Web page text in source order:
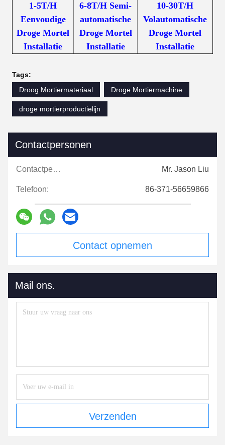
1-5T/H
Eenvoudige
Droge Mortel
Installatie
6-8T/H Semi-
automatische
Droge Mortel
Installatie
10-30T/H
Volautomatische
Droge Mortel
Installatie
Tags:
Droog Mortiermateriaal
Droge Mortiermachine
droge mortierproductielijn
Contactpersonen
Contactpersonen: Mr. Jason Liu
Telefoon: 86-371-56659866
Contact opnemen
Mail ons.
Verzenden